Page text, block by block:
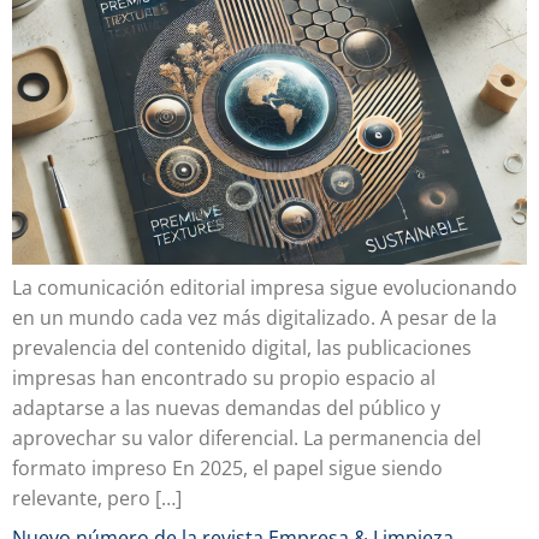
La comunicación editorial impresa sigue evolucionando
en un mundo cada vez más digitalizado. A pesar de la
prevalencia del contenido digital, las publicaciones
impresas han encontrado su propio espacio al
adaptarse a las nuevas demandas del público y
aprovechar su valor diferencial. La permanencia del
formato impreso En 2025, el papel sigue siendo
relevante, pero […]